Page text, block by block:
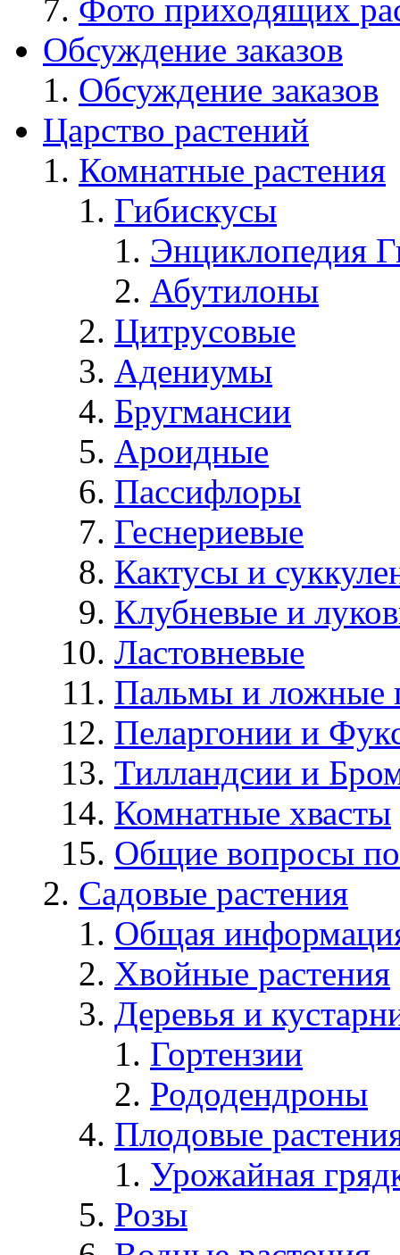
Фото приходящих
Обсуждение заказов
Обсуждение заказов
Царство растений
Комнатные растения
Гибискусы
Энциклопедия
Абутилоны
Цитрусовые
Адениумы
Бругмансии
Ароидные
Пассифлоры
Геснериевые
Кактусы и
Клубневые и
Ластовневые
Пальмы и ложные
Пеларгонии и
Тилландсии и
Комнатные хвасты
Общие вопросы
Садовые растения
Общая
Хвойные растения
Деревья и
Гортензии
Рододендроны
Плодовые
Урожайная
Розы